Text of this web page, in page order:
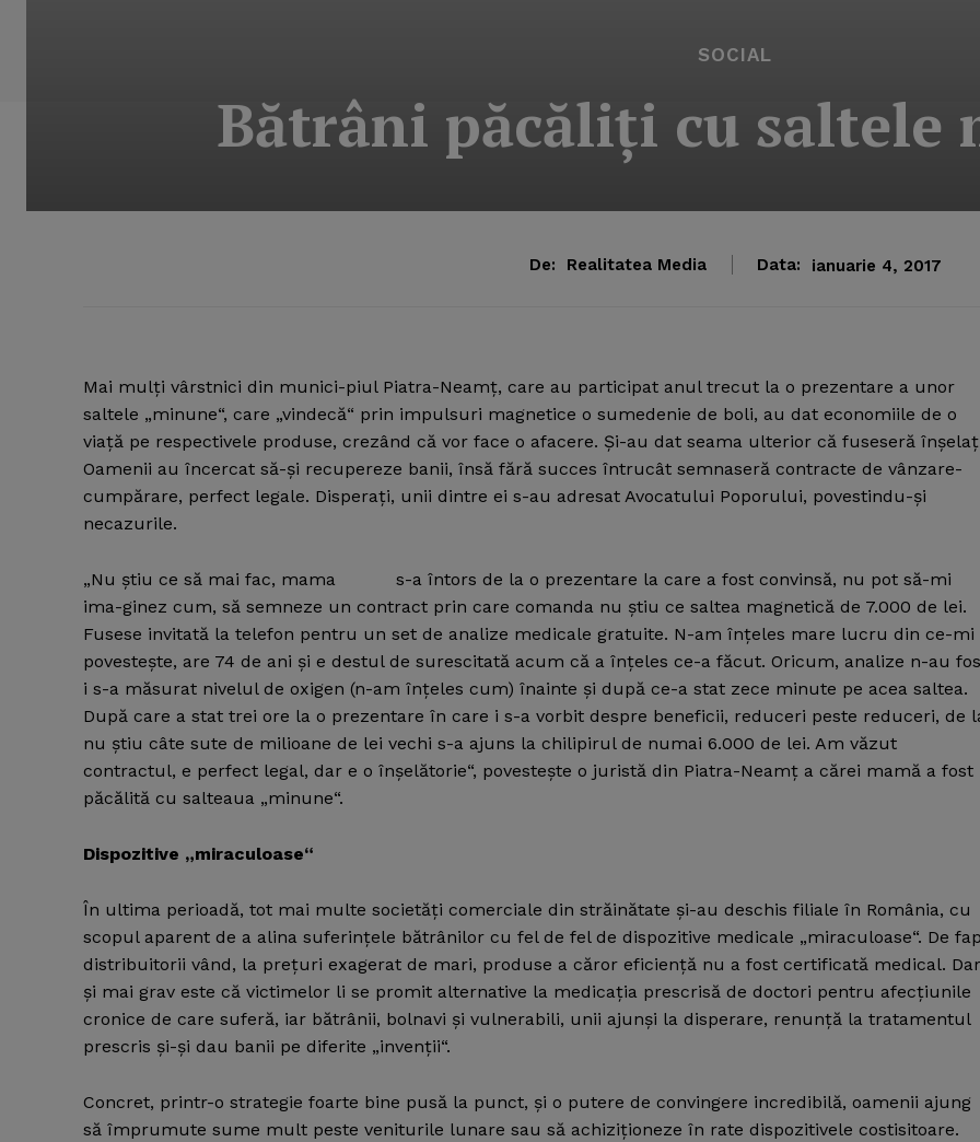
SOCIAL
Bătrâni păcăliţi cu saltele
De: Realitatea Media Data: ianuarie 4, 2017
Mai mulţi vârstnici din munici-piul Piatra-Neamţ, care au participat anul trecut la o prezentare a unor
saltele „minune“, care „vindecă“ prin impulsuri magnetice o sumedenie de boli, au dat economiile de o
viaţă pe respectivele produse, crezând că vor face o afacere. Şi-au dat seama ulterior că fuseseră
Oamenii au încercat să-şi recupereze banii, însă fără succes întrucât semnaseră contracte de vânzare-
cumpărare, perfect legale. Disperaţi, unii dintre ei s-au adresat Avocatului Poporului, povestindu-şi
necazurile.
„Nu ştiu ce să mai fac, mama s-a întors de la o prezentare la care a fost convinsă, nu pot să-mi
ima-ginez cum, să semneze un contract prin care comanda nu ştiu ce saltea magnetică de 7.000 de lei.
Fusese invitată la telefon pentru un set de analize medicale gratuite. N-am înţeles mare lucru din ce-mi
povesteşte, are 74 de ani şi e destul de surescitată acum că a înţeles ce-a făcut. Oricum, analize n-au
i s-a măsurat nivelul de oxigen (n-am înţeles cum) înainte şi după ce-a stat zece minute pe acea saltea.
După care a stat trei ore la o prezentare în care i s-a vorbit despre beneficii, reduceri peste reduceri, de
nu ştiu câte sute de milioane de lei vechi s-a ajuns la chilipirul de numai 6.000 de lei. Am văzut
contractul, e perfect legal, dar e o înşelătorie“, povesteşte o juristă din Piatra-Neamţ a cărei mamă a fost
păcălită cu salteaua „minune“.
Dispozitive „miraculoase“
În ultima perioadă, tot mai multe societăţi comerciale din străinătate şi-au deschis filiale în România, cu
scopul aparent de a alina suferinţele bătrânilor cu fel de fel de dispozitive medicale „miraculoase“. De
distribuitorii vând, la preţuri exagerat de mari, produse a căror eficienţă nu a fost certificată medical. Dar
şi mai grav este că victimelor li se promit alternative la medicaţia prescrisă de doctori pentru afecţiunile
cronice de care suferă, iar bătrânii, bolnavi şi vulnerabili, unii ajunşi la disperare, renunţă la tratamentul
prescris şi-şi dau banii pe diferite „invenţii“.
Concret, printr-o strategie foarte bine pusă la punct, şi o putere de convingere incredibilă, oamenii ajung
să împrumute sume mult peste veniturile lunare sau să achiziţioneze în rate dispozitivele costisitoare.